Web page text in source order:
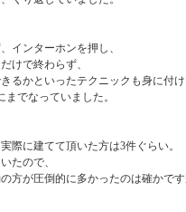
インターホンを押し、
けで終わらず、
るかといったテクニックも身に付
でなっていました。
際に建てて頂いた方は3件ぐらい。
たので、
方が圧倒的に多かったのは確かで